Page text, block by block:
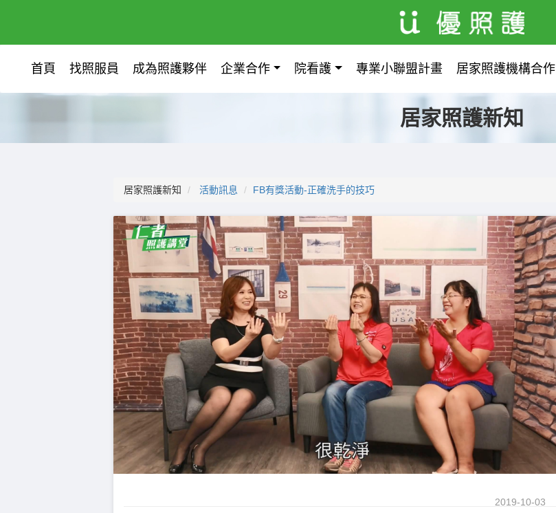
首頁 找照服員 成為照護夥伴 企業合作 院看護 專業小聯盟計畫 居家照護機構合作
居家照護新知
居家照護新知 活動訊息 FB有獎活動-正確洗手的技巧
2019-10-03